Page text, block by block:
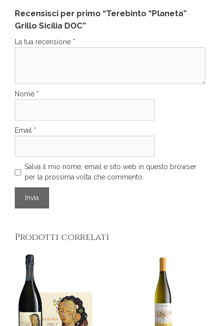
Recensisci per primo “Terebinto “Planeta”
Grillo Sicilia DOC”
La tua recensione *
Nome *
Email *
Salva il mio nome, email e sito web in questo browser
per la prossima volta che commento.
Prodotti correlati